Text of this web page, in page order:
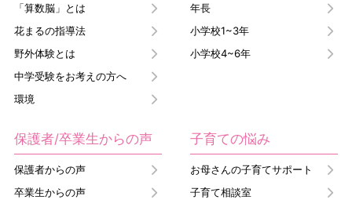
「算数脳」とは
花まるの指導法
野外体験とは
中学受験をお考えの方へ
環境
年長
小学校1~3年
小学校4~6年
保護者/卒業生からの声
保護者からの声
卒業生からの声
子育ての悩み
お母さんの子育てサポート
子育て相談室